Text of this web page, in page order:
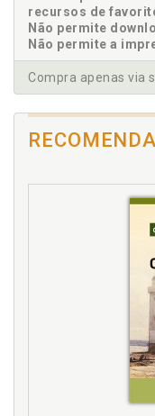
recursos de
Não permite
Não permite a
Compra apenas via